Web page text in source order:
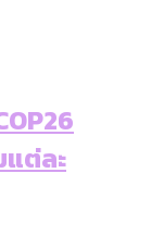
กระทรวง
ละเขตมี
น กทม. เพิ่ม
น
หมายการ
ทั่วโลก
งที่มีการใช้
ร ใช้งบแค่
ต่ละ